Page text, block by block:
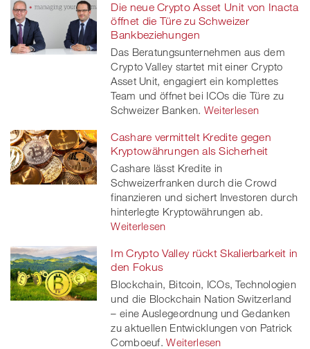
Die neue Crypto Asset Unit von Inacta
öffnet die Türe zu Schweizer
Bankbeziehungen
Das Beratungsunternehmen aus dem
Crypto Valley startet mit einer Crypto
Asset Unit, engagiert ein komplettes
Team und öffnet bei ICOs die Türe zu
Schweizer Banken. Weiterlesen
Cashare vermittelt Kredite gegen
Kryptowährungen als Sicherheit
Cashare lässt Kredite in
Schweizerfranken durch die Crowd
finanzieren und sichert Investoren durch
hinterlegte Kryptowährungen ab.
Weiterlesen
Im Crypto Valley rückt Skalierbarkeit in
den Fokus
Blockchain, Bitcoin, ICOs, Technologien
und die Blockchain Nation Switzerland
– eine Auslegeordnung und Gedanken
zu aktuellen Entwicklungen von Patrick
Comboeuf. Weiterlesen